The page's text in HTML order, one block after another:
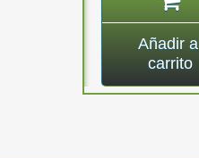
Añadir al
carrito